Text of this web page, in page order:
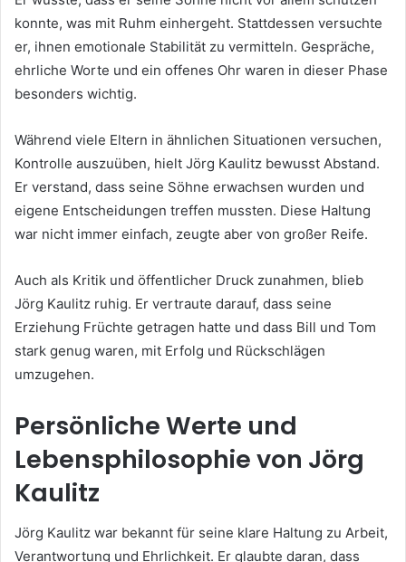
konnte, was mit Ruhm einhergeht. Stattdessen versuchte
er, ihnen emotionale Stabilität zu vermitteln. Gespräche,
ehrliche Worte und ein offenes Ohr waren in dieser Phase
besonders wichtig.
Während viele Eltern in ähnlichen Situationen versuchen,
Kontrolle auszuüben, hielt Jörg Kaulitz bewusst Abstand.
Er verstand, dass seine Söhne erwachsen wurden und
eigene Entscheidungen treffen mussten. Diese Haltung
war nicht immer einfach, zeugte aber von großer Reife.
Auch als Kritik und öffentlicher Druck zunahmen, blieb
Jörg Kaulitz ruhig. Er vertraute darauf, dass seine
Erziehung Früchte getragen hatte und dass Bill und Tom
stark genug waren, mit Erfolg und Rückschlägen
umzugehen.
Persönliche Werte und
Lebensphilosophie von Jörg
Kaulitz
Jörg Kaulitz war bekannt für seine klare Haltung zu Arbeit,
Verantwortung und Ehrlichkeit. Er glaubte daran, dass